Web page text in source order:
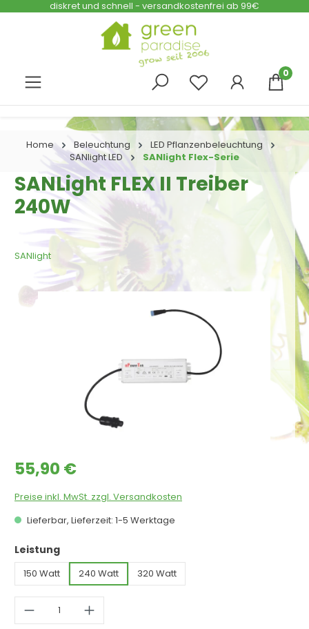
Zum Hauptinhalt springen
diskret und schnell - versandkostenfrei ab 99€
0
Home Beleuchtung
LED Pflanzenbeleuchtung
SANlight LED
SANlight Flex-Serie
SANLight FLEX II Treiber
240W
SANlight
Bildergalerie überspringen
Regulärer Preis:
55,90 €
Preise inkl. MwSt. zzgl. Versandkosten
Lieferbar, Lieferzeit: 1-5 Werktage
Leistungauswählen
150 Watt 240 Watt 320 Watt
Produkt Anzahl: Gib den